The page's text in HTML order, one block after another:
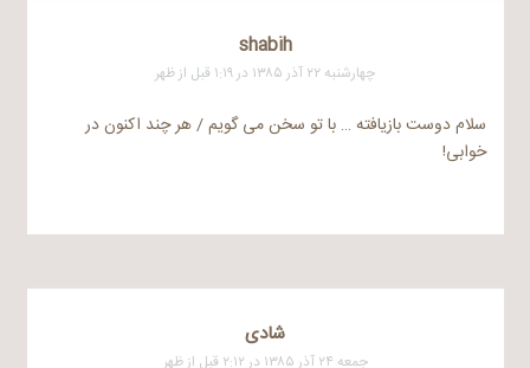
shabih
چهارشنبه ۲۲ آذر ۱۳۸۵ در ۱:۱۹ قبل از ظهر
سلام دوست بازیافته … با تو سخن می گویم / هر چند اکنون در
خوابی!
شادی
جمعه ۲۴ آذر ۱۳۸۵ در ۲:۱۲ قبل از ظهر